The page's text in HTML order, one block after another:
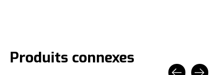
Produits connexes